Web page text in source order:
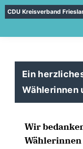
CDU Kreisverband
Ein
Wählerinnen
Wir